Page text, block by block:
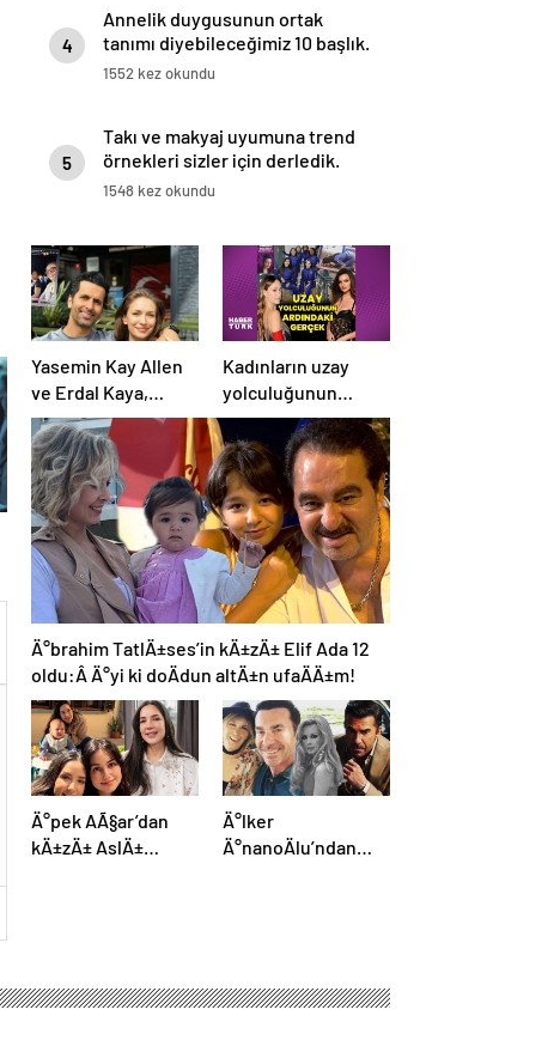
4
Annelik duygusunun ortak
tanımı diyebileceğimiz 10 başlık.
1552 kez okundu
5
Takı ve makyaj uyumuna trend
örnekleri sizler için derledik.
1548 kez okundu
Yasemin Kay Allen
ve Erdal Kaya,
romantik
paylaşımlarına
devam ediyor
Kadınların uzay
yolculuğunun
ardındaki gerçek:
Eleştirenler ve
mürettebatın
savunması
Ä°brahim TatlÄ±ses’in kÄ±zÄ± Elif Ada 12
oldu:Â Ä°yi ki doÄdun altÄ±n ufaÄÄ±m!
Ä°pek AÃ§ar’dan
kÄ±zÄ± AslÄ±
Ä°lker
Ä°nanoÄlu’ndan